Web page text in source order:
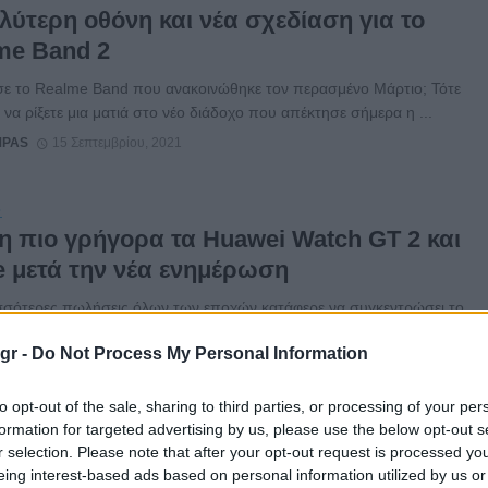
- Do Not Process My Personal Information
opt-out of the sale, sharing to third parties, or processing of your
for targeted advertising by us, please use the below opt-out
selection. Please note that after your opt-out request is processed
interest-based ads based on personal information utilized by us
οθόνη και νέα σχεδίαση για το
Band 2
το Realme Band που ανακοινώθηκε τον περασμένο Μάρτιο; Τότε
να ρίξετε μια ματιά στο νέο διάδοχο που απέκτησε σήμερα η ...
15 Σεπτεμβρίου, 2021
πιο γρήγορα τα Huawei Watch GT 2 και
μετά την νέα ενημέρωση
πωλήσεις όλων των εποχών κατάφερε να συγκεντρώσει το
...
επίσημα τα Xiaomi Pad 5 και